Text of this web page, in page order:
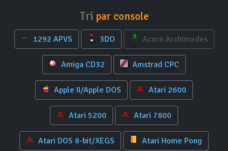
Tri par console
1292 APVS 3DO Acorn Archimedes
Amiga CD32 Amstrad CPC
Apple II/Apple DOS Atari 2600
Atari 5200 Atari 7800
Atari DOS 8-bit/XEGS Atari Home Pong